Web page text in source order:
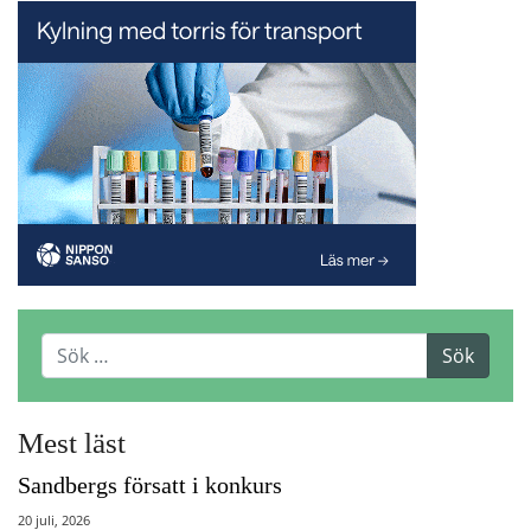
Mest läst
Sandbergs försatt i konkurs
20 juli, 2026